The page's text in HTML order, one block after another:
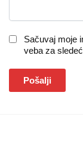
Sačuvaj moje
veba za